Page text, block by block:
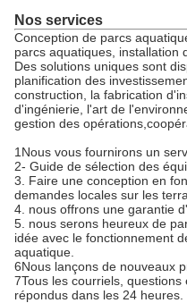
Nos services
Conception de parcs
parcs aquatiques, installation
Des solutions uniques sont
planification des
construction, la fabrication
d'ingénierie, l'art de
gestion des
1Nous vous fournirons un
2- Guide de sélection des
3. Faire une conception en
demandes locales sur les
4. nous offrons une garantie
5. nous serons heureux de
idée avec le fonctionnement
aquatique.
6Nous lançons de nouveaux
7Tous les courriels,
répondus dans les 24 heures.